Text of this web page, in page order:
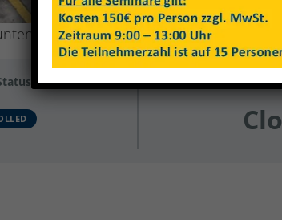
Ergonomie, Gefahrstoffe, Kran